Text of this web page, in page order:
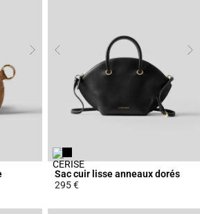
Sac cuir lisse anneaux dorés
295 €